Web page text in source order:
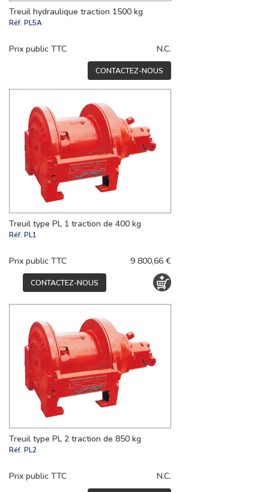
Treuil hydraulique traction 1500 kg
Réf. PL5A
Prix public TTC N.C.
CONTACTEZ-NOUS
Treuil type PL 1 traction de 400 kg
Réf. PL1
Prix public TTC 9 800,66 €
CONTACTEZ-NOUS
Treuil type PL 2 traction de 850 kg
Réf. PL2
Prix public TTC N.C.